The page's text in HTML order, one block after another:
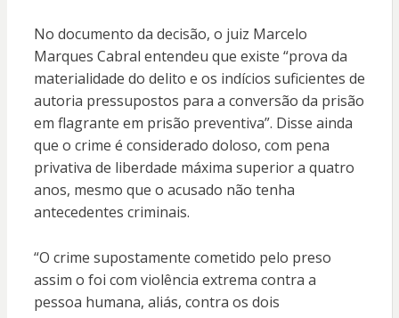
No documento da decisão, o juiz Marcelo
Marques Cabral entendeu que existe “prova da
materialidade do delito e os indícios suficientes de
autoria pressupostos para a conversão da prisão
em flagrante em prisão preventiva”. Disse ainda
que o crime é considerado doloso, com pena
privativa de liberdade máxima superior a quatro
anos, mesmo que o acusado não tenha
antecedentes criminais.
“O crime supostamente cometido pelo preso
assim o foi com violência extrema contra a
pessoa humana, aliás, contra os dois